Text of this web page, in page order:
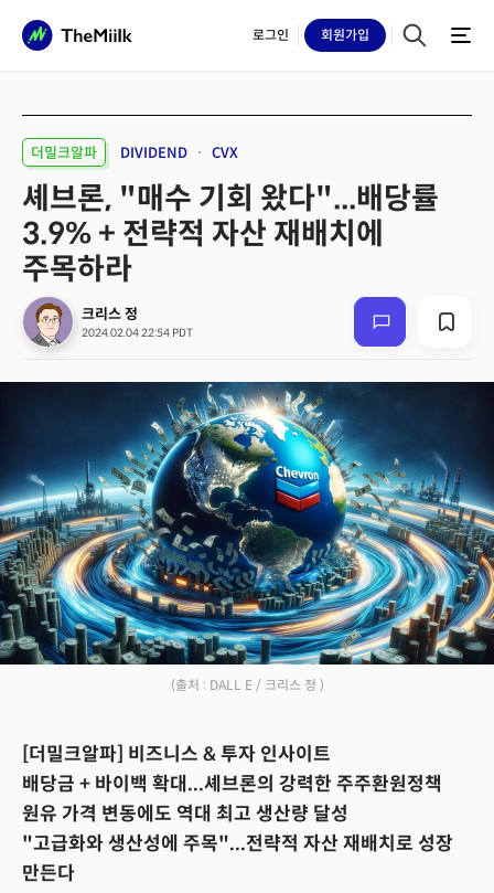
로그인 회원가입
더밀크알파 DIVIDEND CVX
셰브론, "매수 기회 왔다"...배당률
3.9% + 전략적 자산 재배치에
주목하라
크리스 정
2024.02.04 22:54 PDT
(출처 : DALL E / 크리스 정 )
[더밀크알파] 비즈니스 & 투자 인사이트
배당금 + 바이백 확대...셰브론의 강력한 주주환원정책
원유 가격 변동에도 역대 최고 생산량 달성
"고급화와 생산성에 주목"...전략적 자산 재배치로 성장
만든다